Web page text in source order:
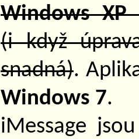
Windows XP
(i když
snadná).
Windows 7.
iMessage